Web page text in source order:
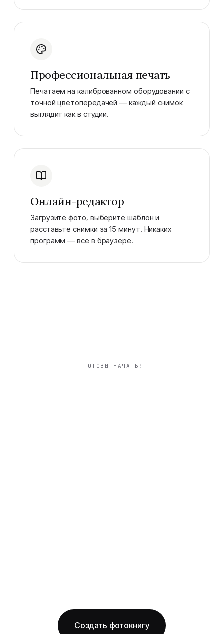
Профессиональная печать
Печатаем на калиброванном оборудовании с
точной цветопередачей — каждый снимок
выглядит как в студии.
Онлайн-редактор
Загрузите фото, выберите шаблон и
расставьте снимки за 15 минут. Никаких
программ — всё в браузере.
ГОТОВЫ НАЧАТЬ?
Создать фотокнигу